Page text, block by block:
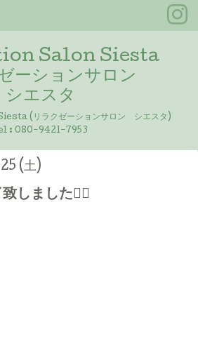
Salon Siesta
ーションサロン
シエスタ
(リラクゼーションサロン シエスタ)
: 080-9421-7953
(土)
しました🙇‍♀️